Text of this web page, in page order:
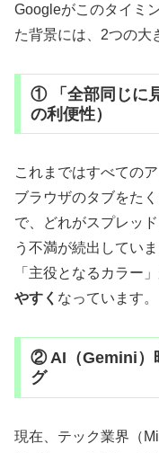
Googleがこのタイミ
た背景には、2つの大
① 「全部同じに
の利便性）
これまではすべての
ブラウザのタブをた
で、どれがスプレッ
う不満が続出してい
「主役となるカラー
やすく なっています。
② AI（Gemini）
グ
現在、テック業界（